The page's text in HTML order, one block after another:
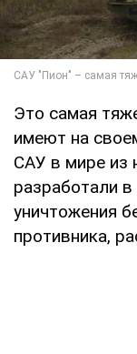
Это самая
имеют на
САУ в мире из
разработали
уничтожения
противника,